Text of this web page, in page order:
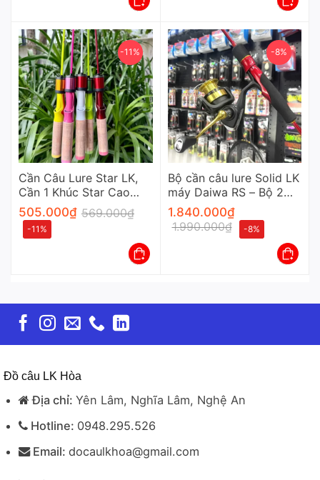
-11%
Cần Câu Lure Star LK,
Cần 1 Khúc Star Cao
Cấp
505.000₫ 569.000₫
-11%
-8%
Bộ cần câu lure Solid LK
máy Daiwa RS – Bộ 2
Sản Phẩm Cần Và Máy
1.840.000₫
1.990.000₫ -8%
Đồ câu LK Hòa
Địa chỉ: Yên Lâm, Nghĩa Lâm, Nghệ An
Hotline: 0948.295.526
Email: docaulkhoa@gmail.com